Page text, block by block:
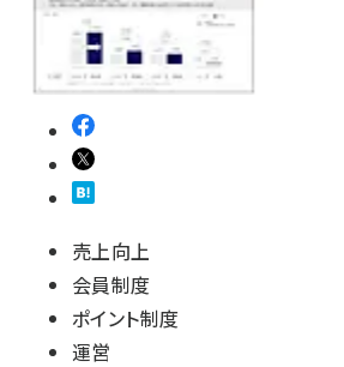
売上向上
会員制度
ポイント制度
運営